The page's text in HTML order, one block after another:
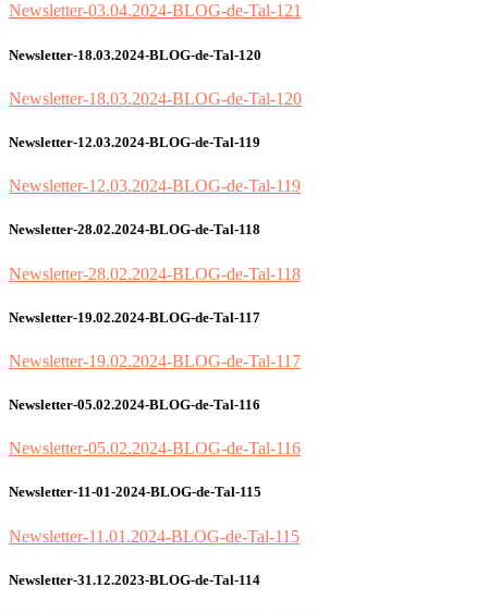
Newsletter-03.04.2024-BLOG-de-Tal-121
Newsletter-18.03.2024-BLOG-de-Tal-120
Newsletter-18.03.2024-BLOG-de-Tal-120
Newsletter-12.03.2024-BLOG-de-Tal-119
Newsletter-12.03.2024-BLOG-de-Tal-119
Newsletter-28.02.2024-BLOG-de-Tal-118
Newsletter-28.02.2024-BLOG-de-Tal-118
Newsletter-19.02.2024-BLOG-de-Tal-117
Newsletter-19.02.2024-BLOG-de-Tal-117
Newsletter-05.02.2024-BLOG-de-Tal-116
Newsletter-05.02.2024-BLOG-de-Tal-116
Newsletter-11-01-2024-BLOG-de-Tal-115
Newsletter-11.01.2024-BLOG-de-Tal-115
Newsletter-31.12.2023-BLOG-de-Tal-114